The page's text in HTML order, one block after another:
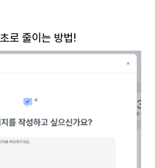
로 줄이는 방법!